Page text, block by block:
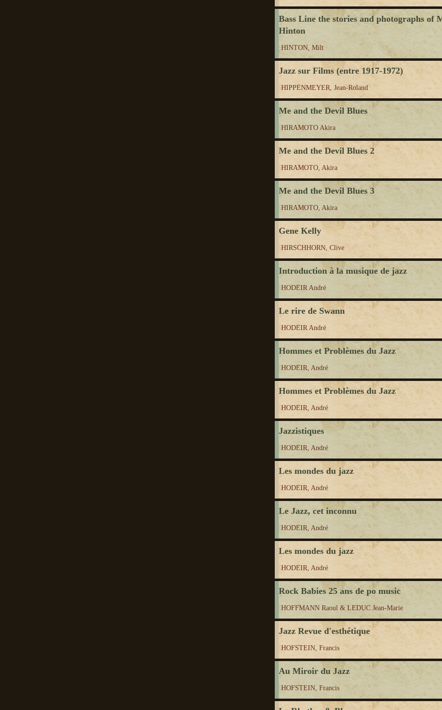
Bass Line the stories and photographs of
Hinton
HINTON, Milt
Jazz sur Films (entre 1917-1972)
HIPPENMEYER, Jean-Roland
Me and the Devil Blues
HIRAMOTO Akira
Me and the Devil Blues 2
HIRAMOTO, Akira
Me and the Devil Blues 3
HIRAMOTO, Akira
Gene Kelly
HIRSCHHORN, Clive
Introduction à la musique de jazz
HODEIR André
Le rire de Swann
HODEIR André
Hommes et Problèmes du Jazz
HODEIR, André
Hommes et Problèmes du Jazz
HODEIR, André
Jazzistiques
HODEIR, André
Les mondes du jazz
HODEIR, André
Le Jazz, cet inconnu
HODEIR, André
Les mondes du jazz
HODEIR, André
Rock Babies 25 ans de po music
HOFFMANN Raoul & LEDUC Jean-Marie
Jazz Revue d'esthétique
HOFSTEIN, Francis
Au Miroir du Jazz
HOFSTEIN, Francis